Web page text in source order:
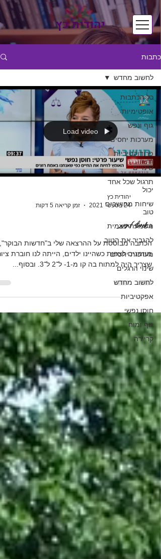
יהודית כץ
כתבות
כל הכתבות
אופטימיות
גוף ונפש
מערכות יחסים
פרודוקטיביות
שינויים
תרגול שכל אחד
יכול
שיחות מחושבים
טוב
משמעת עצמית
להגביר את הטוב
מערכות יחסים
שינוי הרגלים
לחשוב מחדש
אפקטיביות
חוסן נפשי
גוף ומוח
קריירה
לחשוב מחדש
Load video
יהודית כץ
24 בספט׳ 2021
זמן קריאה 5 דקות
האומץ לחיות
הכתבה מבוססת על ההרצאה שלי ב"חדשות הבוקר",
מוזמנים לצפות כשהיינו ילדים, הייתה לנו חוברת
שצריך היה למתוח בה קו מ-1- ל־2 ל־3. ובסוף...